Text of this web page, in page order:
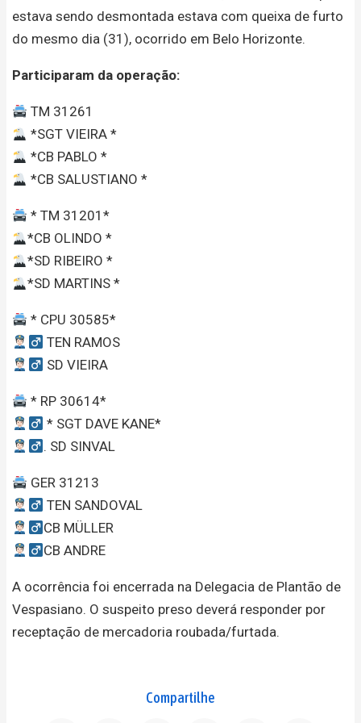
estava sendo desmontada estava com queixa de furto
do mesmo dia (31), ocorrido em Belo Horizonte.
Participaram da operação:
TM 31261
*SGT VIEIRA *
*CB PABLO *
*CB SALUSTIANO *
* TM 31201*
*CB OLINDO *
*SD RIBEIRO *
*SD MARTINS *
* CPU 30585*
TEN RAMOS
SD VIEIRA
* RP 30614*
* SGT DAVE KANE*
. SD SINVAL
GER 31213
TEN SANDOVAL
CB MÜLLER
CB ANDRE
A ocorrência foi encerrada na Delegacia de Plantão de
Vespasiano. O suspeito preso deverá responder por
receptação de mercadoria roubada/furtada.
Compartilhe